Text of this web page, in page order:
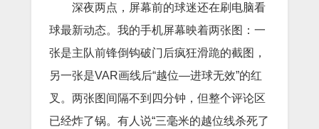
深夜两点，屏幕前的球迷还在刷电脑看
球最新动态。我的手机屏幕映着两张图：一
张是主队前锋倒钩破门后疯狂滑跪的截图，
另一张是VAR画线后“越位—进球无效”的红
叉。两张图间隔不到四分钟，但整个评论区
已经炸了锅。有人说“三毫米的越位线杀死了